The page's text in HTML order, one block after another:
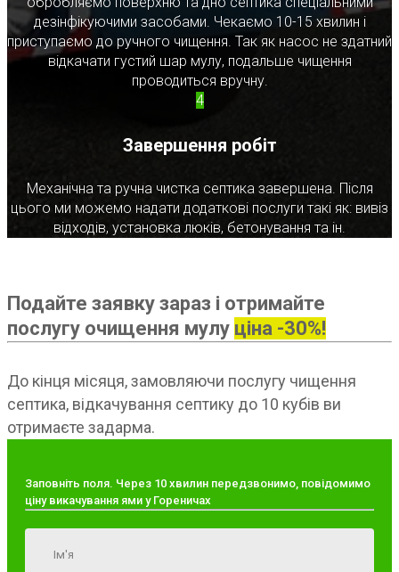
дезінфікуючими засобами. Чекаємо 10-15 хвилин і
приступаємо до ручного чищення. Так як насос не здатний
відкачати густий шар мулу, подальше чищення
проводиться вручну.
4
Завершення робіт
Механічна та ручна чистка септика завершена. Після
цього ми можемо надати додаткові послуги такі як: вивіз
відходів, установка люків, бетонування та ін.
Подайте заявку зараз і отримайте
послугу очищення мулу ціна -30%!
До кінця місяця, замовляючи послугу чищення
септика, відкачування септику до 10 кубів ви
отримаєте задарма.
Заповніть поля. Через 10 хвилин передзвонимо, повідомимо
ціну викачування ями у Гореничах